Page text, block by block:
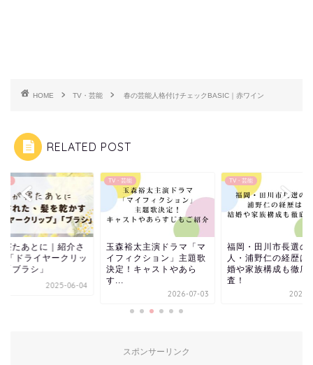
HOME TV・芸能 春の芸能人格付けチェックBASIC｜赤ワイン
RELATED POST
寝たあとに｜紹介さ
「ドライヤークリッ
ブラシ」
2025-06-04
TV・芸能
玉森裕太主演ドラマ「マ
イフィクション」主題歌
決定！キャストやあら
す...
2026-07-03
TV・芸能
福岡・田川市長選の
人・浦野仁の経歴は
婚や家族構成も徹底
査！
2026-
スポンサーリンク